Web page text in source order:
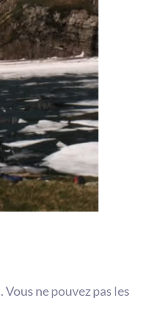
ne pouvez pas les